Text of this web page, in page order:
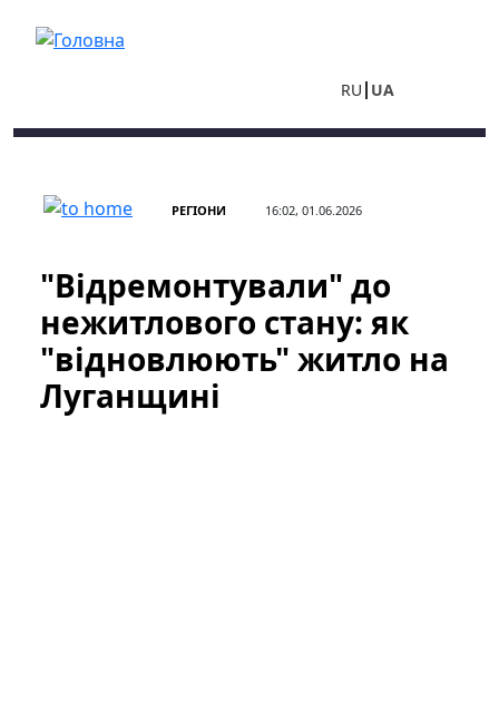
RU UA
РЕГІОНИ 16:02, 01.06.2026
"Відремонтували" до
нежитлового стану: як
"відновлюють" житло на
Луганщині